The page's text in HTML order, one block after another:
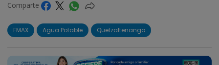
Comparte
EMAX Agua Potable Quetzaltenango